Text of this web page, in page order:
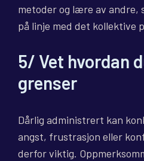
metoder og lære av andre,
på linje med det kollektive
5/ Vet hvordan
grenser
Dårlig administrert kan
angst, frustrasjon eller
derfor viktig.